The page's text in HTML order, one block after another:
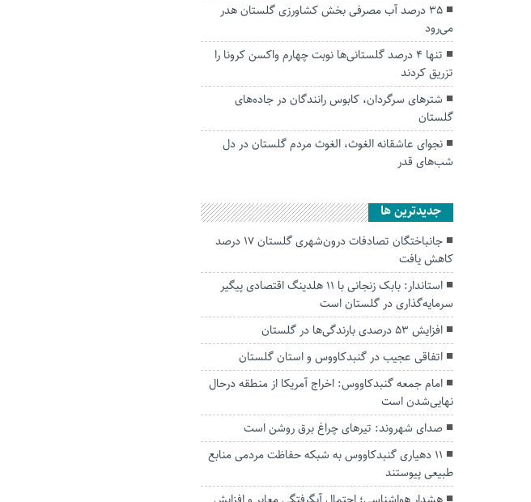
۳۵ درصد آب مصرفی بخش کشاورزی گلستان هدر
می‌رود
تنها 4 درصد گلستانی‌ها نوبت چهارم واکسن کرونا را
تزریق کردند
شترهای سرگردان، کابوس رانندگان در جاده‌های
گلستان
نجوای عاشقانه الغوث، الغوث مردم گلستان در دل
شب‌های قدر
جديدترين ها
جانباختگان تصادفات درون‌شهری گلستان ۱۷ درصد
کاهش یافت
استاندار: بابک زنجانی با ۱۱ هلدینگ اقتصادی پیگیر
سرمایه‌گذاری در گلستان است
افزایش ۵۳ درصدی بارندگی‌ها در گلستان
اتفاقی عجیب در‌ گنبدکاووس و استان گلستان
امام جمعه گنبدکاووس: اخراج آمریکا از منطقه درحال
نهایی‌شدن است
صدای شهروند: تیرهای چراغ برق روشن است
۱۱ دهیاری گنبدکاووس به شبکه حفاظت مردمی منابع
طبیعی پیوستند